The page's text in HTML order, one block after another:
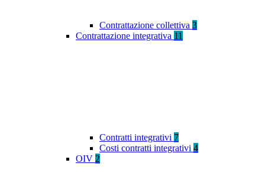
Contrattazione collettiva 3
Contrattazione integrativa 11
Contratti integrativi 7
Costi contratti integrativi 4
OIV 2